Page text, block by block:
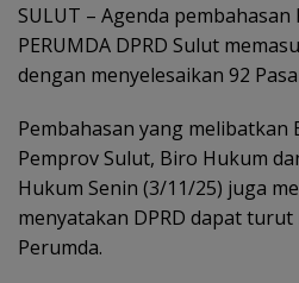
SULUT – Agenda pembahasan
PERUMDA DPRD Sulut
dengan menyelesaikan 92
Pembahasan yang melibatkan
Pemprov Sulut, Biro Hukum
Hukum Senin (3/11/25) juga
menyatakan DPRD dapat
Perumda.